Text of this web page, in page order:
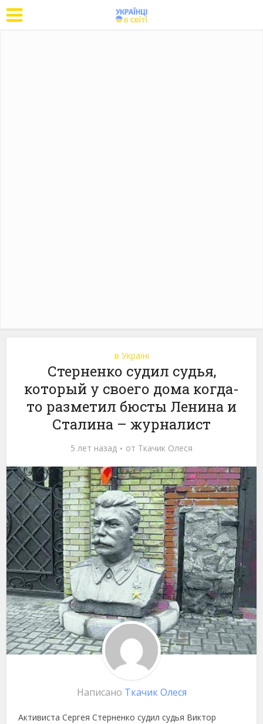
в Україні
Стерненко судил судья,
который у своего дома когда-
то разметил бюсты Ленина и
Сталина – журналист
5 лет назад от Ткачик Олеся
Написано Ткачик Олеся
Активиста Сергея Стерненко судил судья Виктор